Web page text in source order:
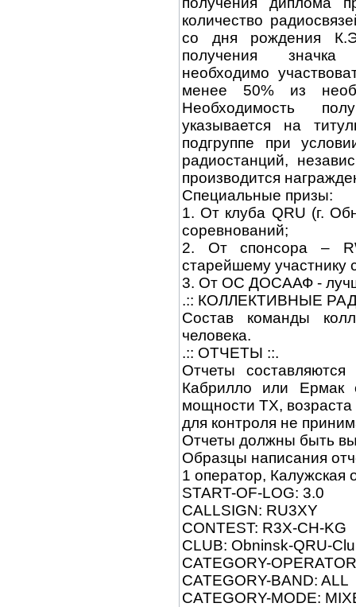
количество
со дня рождения
получения значка
необходимо
менее 50% из
Необходимость
указывается на
подгруппе при
радиостанций,
производится
Специальные призы:
1. От клуба QRU (г.
соревнований;
2. От спонсора –
старейшему участнику
3. От ОС ДОСААФ -
.:: КОЛЛЕКТИВНЫЕ
Состав команды
человека.
.:: ОТЧЕТЫ ::.
Отчеты
Кабрилло или Ермак
мощности ТХ, возраста
для контроля не
Отчеты должны быть
Образцы написания
1 оператор, Калужская
START-OF-LOG: 3.0
CALLSIGN: RU3XY
CONTEST: R3X-CH-KG
CLUB: Obninsk-QRU-
CATEGORY-
CATEGORY-BAND: ALL
CATEGORY-MODE: